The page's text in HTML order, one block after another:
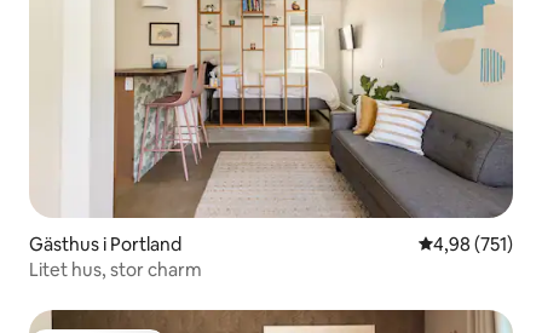
Gästhus i Portland 4,98 av 5 i
4,98 (751)
Litet hus, stor charm